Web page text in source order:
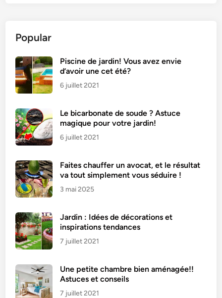
Popular
Piscine de jardin! Vous avez envie
d’avoir une cet été?
6 juillet 2021
Le bicarbonate de soude ? Astuce
magique pour votre jardin!
6 juillet 2021
Faites chauffer un avocat, et le résultat
va tout simplement vous séduire !
3 mai 2025
Jardin : Idées de décorations et
inspirations tendances
7 juillet 2021
Une petite chambre bien aménagée!!
Astuces et conseils
7 juillet 2021